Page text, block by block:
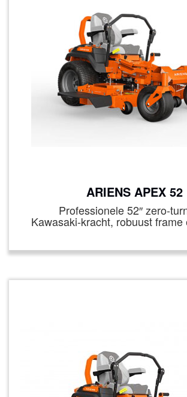
ARIENS APEX 52
Professionele 52″
Kawasaki‑kracht, robuust